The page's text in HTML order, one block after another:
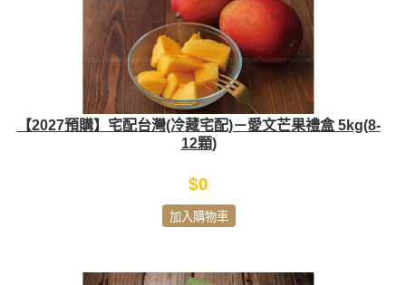
【2027預購】宅配台灣(冷藏宅配)－愛文芒果禮盒 5kg(8-
12顆)
$0
加入購物車